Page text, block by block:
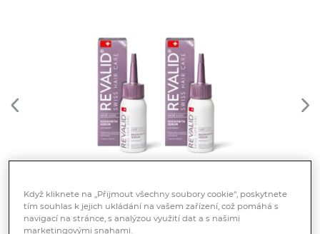
Když kliknete na „Přijmout všechny soubory cookie“, poskytnete
tím souhlas k jejich ukládání na vašem zařízení, což pomáhá s
navigací na stránce, s analýzou využití dat a s našimi
marketingovými snahami.